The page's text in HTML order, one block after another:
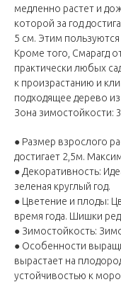
медленно растет и
которой за год
5 см. Этим
Кроме того, Смарагд
практически любых
к произрастанию и
подходящее дерево
Зона зимостойкости: 3
● Размер взрослого
достигает 2,5м.
● Декоративность:
зеленая круглый год.
● Цветение и плоды:
время года. Шишки
● Зимостойкость:
● Особенности
вырастает на
устойчивостью к